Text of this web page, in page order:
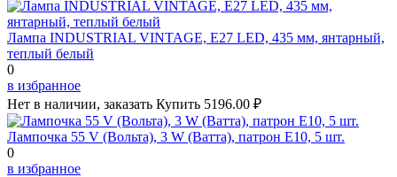
Лампа INDUSTRIAL VINTAGE, Е27 LED, 435 мм, янтарный,
теплый белый
0
в избранное
Нет в наличии, заказать Купить 5196.00 ₽
Лампочка 55 V (Вольта), 3 W (Ватта), патрон Е10, 5 шт.
0
в избранное